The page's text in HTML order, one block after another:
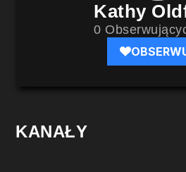
Kathy
0
KANAŁY